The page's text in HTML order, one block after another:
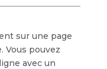
sur une page
Vous pouvez
avec un